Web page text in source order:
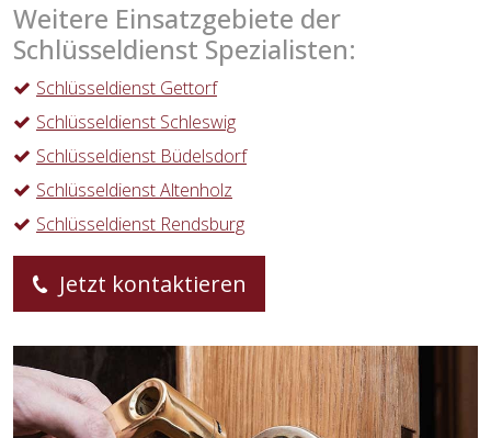
Weitere Einsatzgebiete der
Schlüsseldienst Spezialisten:
Schlüsseldienst Gettorf
Schlüsseldienst Schleswig
Schlüsseldienst Büdelsdorf
Schlüsseldienst Altenholz
Schlüsseldienst Rendsburg
Jetzt kontaktieren